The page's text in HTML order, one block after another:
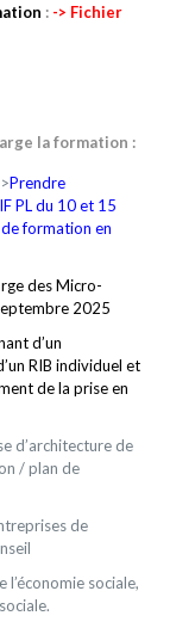
: -> Fichier
la formation :
Prendre
PL du 10 et 15
formation en
des Micro-
2025
d’un
RIB individuel et
de la prise en
d’architecture de
/ plan de
de
l’économie sociale,